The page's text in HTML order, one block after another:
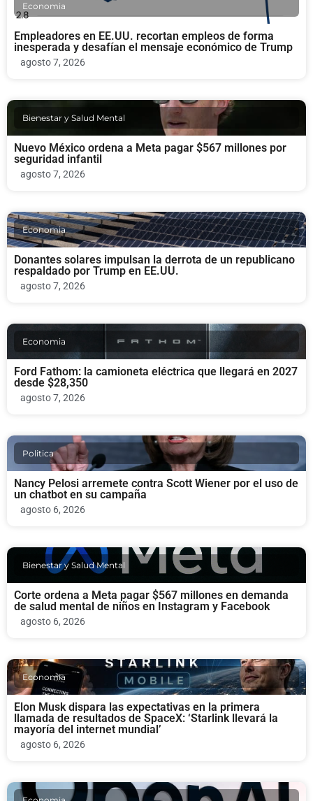
Economia
Empleadores en EE.UU. recortan empleos de forma
inesperada y desafían el mensaje económico de Trump
agosto 7, 2026
Bienestar y Salud Mental
Nuevo México ordena a Meta pagar $567 millones por
seguridad infantil
agosto 7, 2026
Economia
Donantes solares impulsan la derrota de un republicano
respaldado por Trump en EE.UU.
agosto 7, 2026
Economia
Ford Fathom: la camioneta eléctrica que llegará en 2027
desde $28,350
agosto 7, 2026
Politica
Nancy Pelosi arremete contra Scott Wiener por el uso de
un chatbot en su campaña
agosto 6, 2026
Bienestar y Salud Mental
Corte ordena a Meta pagar $567 millones en demanda
de salud mental de niños en Instagram y Facebook
agosto 6, 2026
Economia
Elon Musk dispara las expectativas en la primera
llamada de resultados de SpaceX: ‘Starlink llevará la
mayoría del internet mundial’
agosto 6, 2026